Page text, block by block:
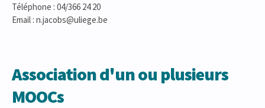
Téléphone : 04/366 24 20
Email : n.jacobs@uliege.be
Association d'un ou plusieurs
MOOCs